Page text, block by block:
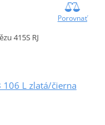
Porovnať
415S RJ
106 L zlatá/čierna